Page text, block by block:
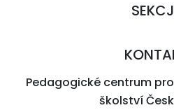
Pedagogické centrum
školství